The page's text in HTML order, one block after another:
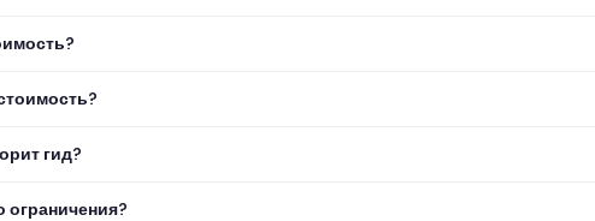
гид?
ограничения?